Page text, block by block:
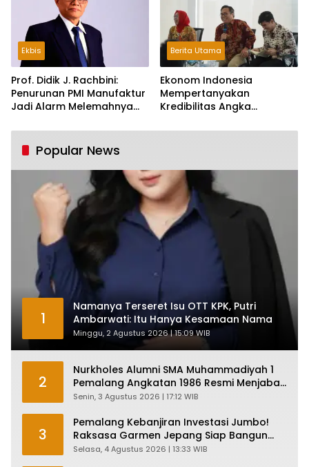
Ekbis
Prof. Didik J. Rachbini:
Penurunan PMI Manufaktur
Jadi Alarm Melemahnya
Berita Utama
Ekonom Indonesia
Mempertanyakan
Kredibilitas Angka
Tumbuh Tapi Rapuh
Popular News
1
Namanya Terseret Isu OTT KPK, Putri
Ambarwati: Itu Hanya Kesamaan Nama
Minggu, 2 Agustus 2026 | 15:09 WIB
2
Nurkholes Alumni SMA Muhammadiyah 1
Pemalang Angkatan 1986 Resmi Menjabat
Plt Bupati, Inilah Pesan Ketua Asmam 86
Senin, 3 Agustus 2026 | 17:12 WIB
3
Pemalang Kebanjiran Investasi Jumbo!
Raksasa Garmen Jepang Siap Bangun
Pabrik dan Serap Ribuan Tenaga Kerja
Selasa, 4 Agustus 2026 | 13:33 WIB